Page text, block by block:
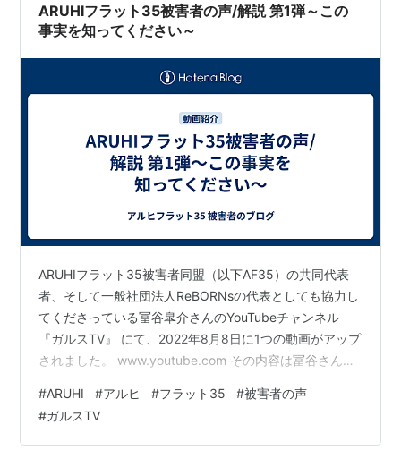
ARUHIフラット35被害者の声/解説 第1弾～この
事実を知ってください～
ARUHIフラット35被害者同盟（以下AF35）の共同代表
者、そして一般社団法人ReBORNsの代表としても協力し
てくださっている冨谷皐介さんのYouTubeチャンネル
『ガルスTV』 にて、2022年8月8日に1つの動画がアップ
されました。 www.youtube.com その内容は冨谷さんと
ARUHIを介したフラット35不正融資問題の実態を解説し
ていくというもの。 どのような被害が出ているのか、
ARUHIのどのような点が疑わしいのか、そもそもなぜ
#ARUHI #アルヒ #フラット35 #被害者の声
#ガルスTV